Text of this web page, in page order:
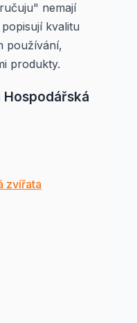
nemají
kvalitu
používání,
produkty.
Hospodářská
zvířata